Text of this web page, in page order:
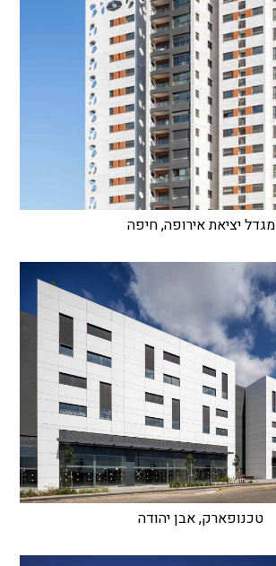
מגדל יציאת אירופה, חיפה
טכנופארק, אבן יהודה